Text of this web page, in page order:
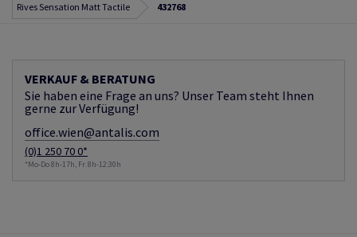
Rives Sensation Matt Tactile 432768
VERKAUF & BERATUNG
Sie haben eine Frage an uns? Unser Team steht Ihnen
gerne zur Verfügung!
office.wien@antalis.com
(0)1 250 70 0*
*Mo-Do 8h-17h, Fr. 8h-12:30h